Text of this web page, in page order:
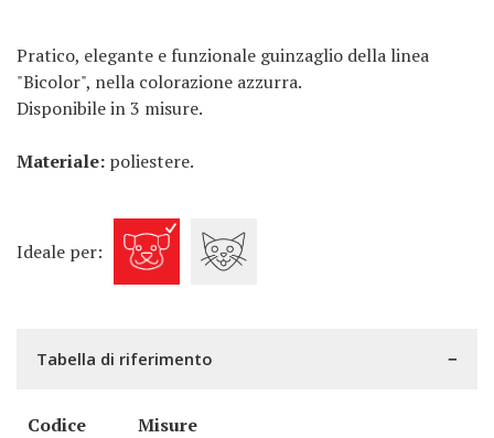
Pratico, elegante e funzionale guinzaglio della linea
"Bicolor", nella colorazione azzurra.
Disponibile in 3 misure.
Materiale: poliestere.
Ideale per:
Tabella di riferimento
Codice
Misure